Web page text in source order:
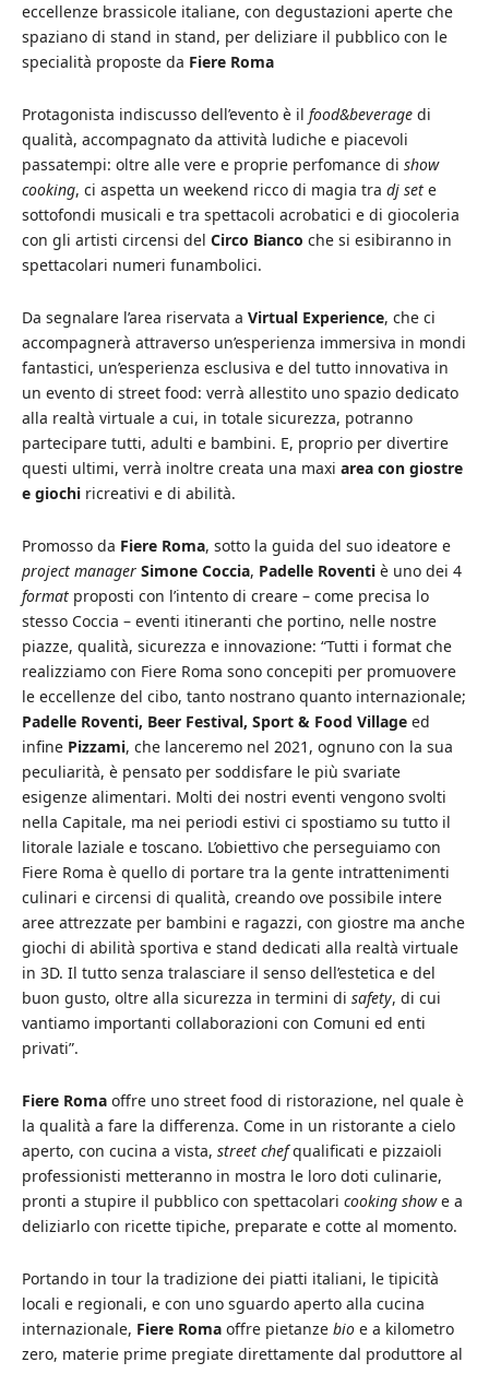
eccellenze brassicole italiane, con degustazioni aperte che
spaziano di stand in stand, per deliziare il pubblico con le
specialità proposte da Fiere Roma
Protagonista indiscusso dell’evento è il food&beverage di
qualità, accompagnato da attività ludiche e piacevoli
passatempi: oltre alle vere e proprie perfomance di show
cooking, ci aspetta un weekend ricco di magia tra dj set e
sottofondi musicali e tra spettacoli acrobatici e di giocoleria
con gli artisti circensi del Circo Bianco che si esibiranno in
spettacolari numeri funambolici.
Da segnalare l’area riservata a Virtual Experience, che ci
accompagnerà attraverso un’esperienza immersiva in mondi
fantastici, un’esperienza esclusiva e del tutto innovativa in
un evento di street food: verrà allestito uno spazio dedicato
alla realtà virtuale a cui, in totale sicurezza, potranno
partecipare tutti, adulti e bambini. E, proprio per divertire
questi ultimi, verrà inoltre creata una maxi area con giostre
e giochi ricreativi e di abilità.
Promosso da Fiere Roma, sotto la guida del suo ideatore e
project manager Simone Coccia, Padelle Roventi è uno dei 4
format proposti con l’intento di creare – come precisa lo
stesso Coccia – eventi itineranti che portino, nelle nostre
piazze, qualità, sicurezza e innovazione: “Tutti i format che
realizziamo con Fiere Roma sono concepiti per promuovere
le eccellenze del cibo, tanto nostrano quanto internazionale;
Padelle Roventi, Beer Festival, Sport & Food Village ed
infine Pizzami, che lanceremo nel 2021, ognuno con la sua
peculiarità, è pensato per soddisfare le più svariate
esigenze alimentari. Molti dei nostri eventi vengono svolti
nella Capitale, ma nei periodi estivi ci spostiamo su tutto il
litorale laziale e toscano. L’obiettivo che perseguiamo con
Fiere Roma è quello di portare tra la gente intrattenimenti
culinari e circensi di qualità, creando ove possibile intere
aree attrezzate per bambini e ragazzi, con giostre ma anche
giochi di abilità sportiva e stand dedicati alla realtà virtuale
in 3D. Il tutto senza tralasciare il senso dell’estetica e del
buon gusto, oltre alla sicurezza in termini di safety, di cui
vantiamo importanti collaborazioni con Comuni ed enti
privati”.
Fiere Roma offre uno street food di ristorazione, nel quale è
la qualità a fare la differenza. Come in un ristorante a cielo
aperto, con cucina a vista, street chefqualificati e pizzaioli
professionisti metteranno in mostra le loro doti culinarie,
pronti a stupire il pubblico con spettacolari cooking showe a
deliziarlo con ricette tipiche, preparate e cotte al momento.
Portando in tour la tradizione dei piatti italiani, le tipicità
locali e regionali, e con uno sguardo aperto alla cucina
internazionale, Fiere Roma offre pietanze bio e a kilometro
zero, materie prime pregiate direttamente dal produttore al